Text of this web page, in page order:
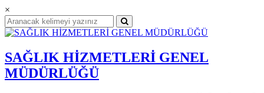
×
SAĞLIK HİZMETLERİ GENEL
MÜDÜRLÜĞÜ